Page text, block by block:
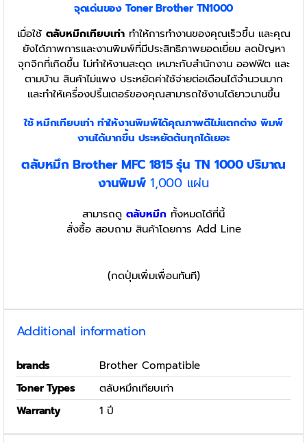
จุดเด่นของ Toner Brother TN1000
เมื่อใช้ ตลับหมึกเทียบเท่าทำให้การทำงานของคุณเร็วขึ้น และคุณ
ยังได้ภาพการและงานพิมพ์ที่มีประสิทธิภาพยอดเยี่ยม ลดปัญหา
จุกจิกที่เกิดขึ้น ไม่ทำให้งานสะดุด เหมาะกับสำนักงาน ออฟฟิต และ
ตามบ้าน สินค้าไม่แพง ประหยัดค่าใช้จ่ายต่อเดือนได้จำนวนมาก
และทำให้เครื่องปริ้นเตอร์ของคุณสามารถใช้งานได้ยาวนานขึ้น
ใช้ หมึกเทียบเท่า ทำให้งานพิมพ์ได้คุณภาพดีไม่แตกต่าง พิมพ์
งานได้มากขึ้น ประหยัดต้นทุกได้เยอะ
ตลับหมึก Brother MFC 1815 รุ่น TN 1000 ปริมาณ
งานพิมพ์1,000 แผ่น
สามารถดู ตลับหมึก ทั้งหมดได้ที่นี้
สั่งซื้อ สอบถาม สินค้าโดยการ Add Line
(กดปุ่มเพิ่มเพื่อนทันที)
Additional information
brands
Brother Compatible
Toner Types
ตลับหมึกเทียบเท่า
Warranty
1 ปี